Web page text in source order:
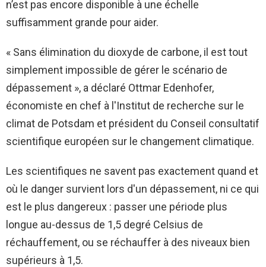
n’est pas encore disponible à une échelle
suffisamment grande pour aider.
« Sans élimination du dioxyde de carbone, il est tout
simplement impossible de gérer le scénario de
dépassement », a déclaré Ottmar Edenhofer,
économiste en chef à l'Institut de recherche sur le
climat de Potsdam et président du Conseil consultatif
scientifique européen sur le changement climatique.
Les scientifiques ne savent pas exactement quand et
où le danger survient lors d'un dépassement, ni ce qui
est le plus dangereux : passer une période plus
longue au-dessus de 1,5 degré Celsius de
réchauffement, ou se réchauffer à des niveaux bien
supérieurs à 1,5.